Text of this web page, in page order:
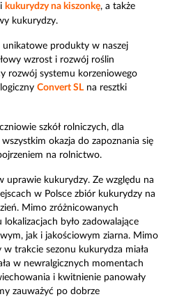
kukurydzy na kiszonkę, a także
kukurydzy.
produkty w naszej
wzrost i rozwój roślin
rozwój systemu korzeniowego
Convert SL na resztki
szkół rolniczych, dla
okazja do zapoznania się
na rolnictwo.
uprawie kukurydzy. Ze względu na
w Polsce zbiór kukurydzy na
Mimo zróżnicowanych
było zadowalające
jak i jakościowym ziarna. Mimo
trakcie sezonu kukurydza miała
w newralgicznych momentach
i kwitnienie panowały
zauważyć po dobrze